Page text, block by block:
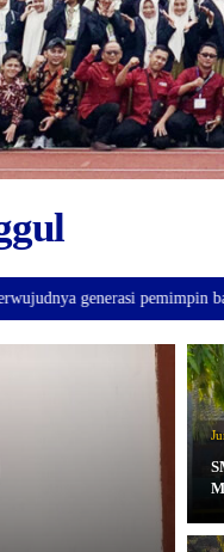
pemimpin bangsa yang